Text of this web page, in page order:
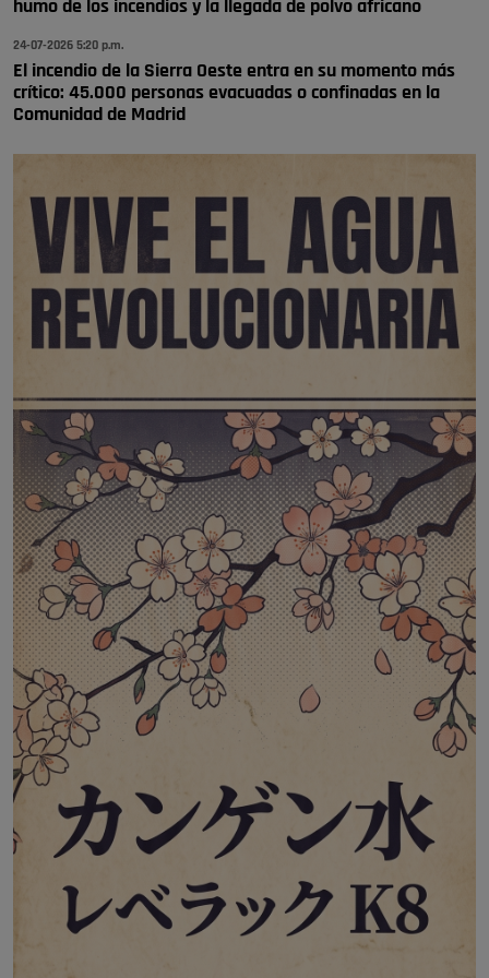
humo de los incendios y la llegada de polvo africano
24-07-2026 5:20 p.m.
El incendio de la Sierra Oeste entra en su momento más
crítico: 45.000 personas evacuadas o confinadas en la
Comunidad de Madrid